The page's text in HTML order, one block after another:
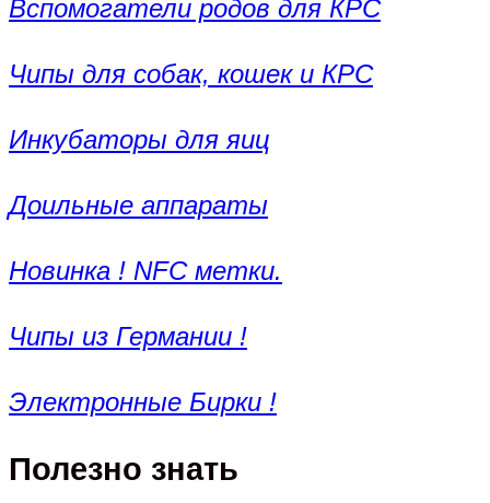
Вспомогатели родов для КРС
Чипы для собак, кошек и КРС
Инкубаторы для яиц
Доильные аппараты
Новинка ! NFC метки.
Чипы из Германии !
Электронные Бирки !
Полезно знать